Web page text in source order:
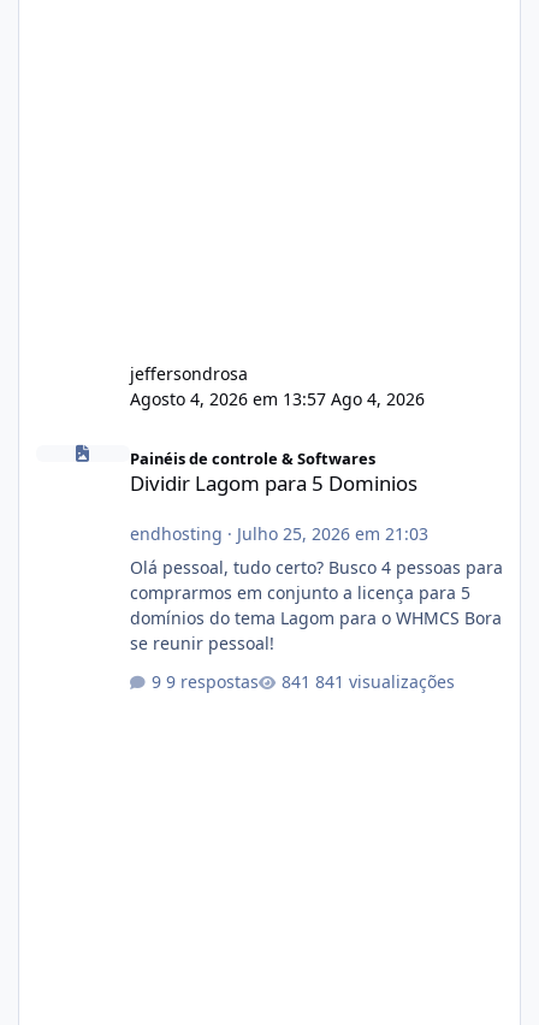
jeffersondrosa
Agosto 4, 2026 em 13:57 Ago 4, 2026
Dividir Lagom para 5 Dominios
Painéis de controle & Softwares
Dividir Lagom para 5 Dominios
endhosting · Julho 25, 2026 em 21:03
Olá pessoal, tudo certo? Busco 4 pessoas para
comprarmos em conjunto a licença para 5
domínios do tema Lagom para o WHMCS Bora
se reunir pessoal!
9 respostas
841 visualizações